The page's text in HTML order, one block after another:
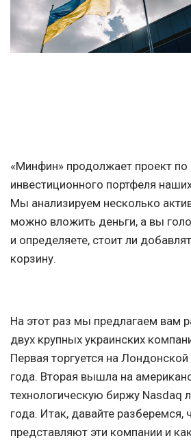
«Минфин» продолжает проект
инвестиционного портфеля
Мы анализируем несколько
можно вложить деньги, а вы
и определяете, стоит ли
корзину.
На этот раз мы предлагаем вам
двух крупных украинских
Первая торгуется на
года. Вторая вышла на
технологическую биржу Nasdaq
года. Итак, давайте разберемся,
представляют эти компании и